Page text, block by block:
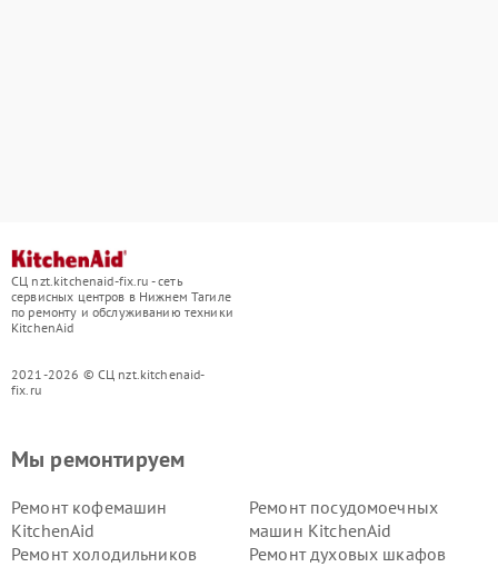
СЦ nzt.kitchenaid-fix.ru - сеть
сервисных центров в Нижнем Тагиле
по ремонту и обслуживанию техники
KitchenAid
2021-2026 © СЦ nzt.kitchenaid-
fix.ru
Мы ремонтируем
Ремонт кофемашин
KitchenAid
Ремонт посудомоечных
машин KitchenAid
Ремонт холодильников
Ремонт духовых шкафов